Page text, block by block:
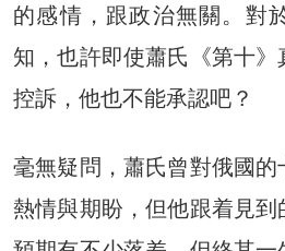
的感情，跟政治無關。對
知，也許即使蕭氏《第十
控訴，他也不能承認吧？
毫無疑問，蕭氏曾對俄國
熱情與期盼，但他跟着見